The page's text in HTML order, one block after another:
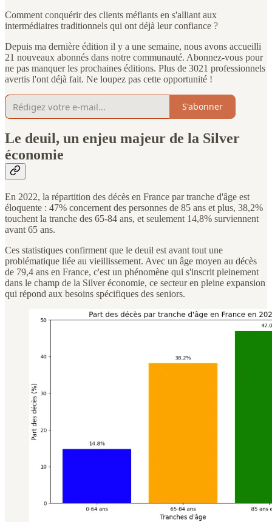
Comment conquérir des clients méfiants en s'alliant aux
intermédiaires traditionnels qui ont déjà leur confiance ?
Depuis ma dernière édition il y a une semaine, nous avons accueilli
21 nouveaux abonnés dans notre communauté. Abonnez-vous pour
ne pas manquer les prochaines éditions. Plus de 3021 professionnels
avertis l'ont déjà fait. Ne loupez pas cette opportunité !
S'abonner
Le deuil, un enjeu majeur de la Silver
économie
En 2022, la répartition des décès en France par tranche d'âge est
éloquente : 47% concernent des personnes de 85 ans et plus, 38,2%
touchent la tranche des 65-84 ans, et seulement 14,8% surviennent
avant 65 ans.
Ces statistiques confirment que le deuil est avant tout une
problématique liée au vieillissement. Avec un âge moyen au décès
de 79,4 ans en France, c'est un phénomène qui s'inscrit pleinement
dans le champ de la Silver économie, ce secteur en pleine expansion
qui répond aux besoins spécifiques des seniors.